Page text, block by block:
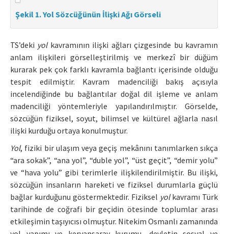
Şekil 1. Yol Sözcüğünün İlişki Ağı Görseli
TS’deki yolkavramının ilişki ağları çizgesinde bu kavramın
anlam ilişkileri görselleştirilmiş ve merkezî bir düğüm
kurarak pek çok farklı kavramla bağlantı içerisinde olduğu
tespit edilmiştir. Kavram madenciliği bakış açısıyla
incelendiğinde bu bağlantılar doğal dil işleme ve anlam
madenciliği yöntemleriyle yapılandırılmıştır. Görselde,
sözcüğün fiziksel, soyut, bilimsel ve kültürel ağlarla nasıl
ilişki kurduğu ortaya konulmuştur.
Yol, fiziki bir ulaşım veya geçiş mekânını tanımlarken sıkça
“ara sokak”, “ana yol”, “duble yol”, “üst geçit”, “demir yolu”
ve “hava yolu” gibi terimlerle ilişkilendirilmiştir. Bu ilişki,
sözcüğün insanların hareketi ve fiziksel durumlarla güçlü
bağlar kurduğunu göstermektedir. Fiziksel yolkavramı Türk
tarihinde de coğrafi bir geçidin ötesinde toplumlar arası
etkileşimin taşıyıcısı olmuştur. Nitekim Osmanlı zamanında